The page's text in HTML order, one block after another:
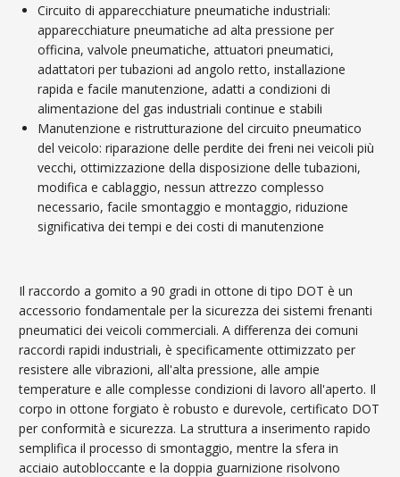
Circuito di apparecchiature pneumatiche industriali:
apparecchiature pneumatiche ad alta pressione per
officina, valvole pneumatiche, attuatori pneumatici,
adattatori per tubazioni ad angolo retto, installazione
rapida e facile manutenzione, adatti a condizioni di
alimentazione del gas industriali continue e stabili
Manutenzione e ristrutturazione del circuito pneumatico
del veicolo: riparazione delle perdite dei freni nei veicoli più
vecchi, ottimizzazione della disposizione delle tubazioni,
modifica e cablaggio, nessun attrezzo complesso
necessario, facile smontaggio e montaggio, riduzione
significativa dei tempi e dei costi di manutenzione
Il raccordo a gomito a 90 gradi in ottone di tipo DOT è un
accessorio fondamentale per la sicurezza dei sistemi frenanti
pneumatici dei veicoli commerciali. A differenza dei comuni
raccordi rapidi industriali, è specificamente ottimizzato per
resistere alle vibrazioni, all'alta pressione, alle ampie
temperature e alle complesse condizioni di lavoro all'aperto. Il
corpo in ottone forgiato è robusto e durevole, certificato DOT
per conformità e sicurezza. La struttura a inserimento rapido
semplifica il processo di smontaggio, mentre la sfera in
acciaio autobloccante e la doppia guarnizione risolvono